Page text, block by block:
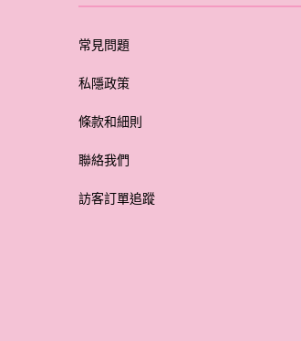
常見問題
私隱政策
條款和細則
聯絡我們
訪客訂單追蹤